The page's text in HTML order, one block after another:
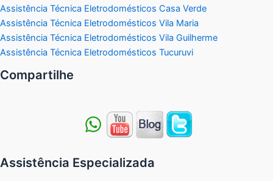
Assistência Técnica Eletrodomésticos Casa Verde
Assistência Técnica Eletrodomésticos Vila Maria
Assistência Técnica Eletrodomésticos Vila Guilherme
Assistência Técnica Eletrodomésticos Tucuruvi
Compartilhe
Assistência Especializada